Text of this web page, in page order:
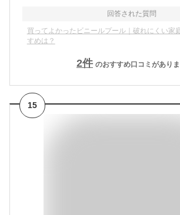
回答された質問
買ってよかったビニールプール｜破れにくい家
すめは？
2件 のおすすめ口コミがあり
15